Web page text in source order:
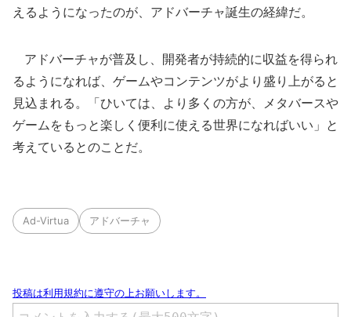
えるようになったのが、アドバーチャ誕生の経緯だ。
アドバーチャが普及し、開発者が持続的に収益を得られ
るようになれば、ゲームやコンテンツがより盛り上がると
見込まれる。「ひいては、より多くの方が、メタバースや
ゲームをもっと楽しく便利に使える世界になればいい」と
考えているとのことだ。
Ad-Virtua アドバーチャ